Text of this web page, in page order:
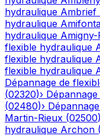
hydraulique Ambrief
hydraulique
hydraulique
flexible hydraulique
flexible hydraulique
flexible hydraulique
Dépannage de
(02320)›
(02480)›
Martin-Rieux (02500)
hydraulique Archon (